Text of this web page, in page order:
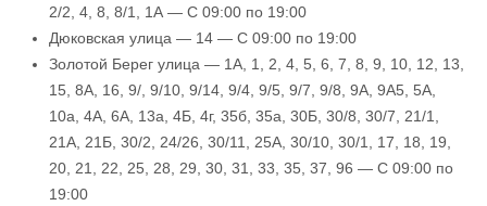
2/2, 4, 8, 8/1, 1А — С 09:00 по 19:00
Дюковская улица — 14 — С 09:00 по 19:00
Золотой Берег улица — 1А, 1, 2, 4, 5, 6, 7, 8, 9, 10, 12, 13,
15, 8А, 16, 9/, 9/10, 9/14, 9/4, 9/5, 9/7, 9/8, 9А, 9А5, 5А,
10а, 4А, 6А, 13а, 4Б, 4г, 35б, 35а, 30Б, 30/8, 30/7, 21/1,
21А, 21Б, 30/2, 24/26, 30/11, 25А, 30/10, 30/1, 17, 18, 19,
20, 21, 22, 25, 28, 29, 30, 31, 33, 35, 37, 96 — С 09:00 по
19:00